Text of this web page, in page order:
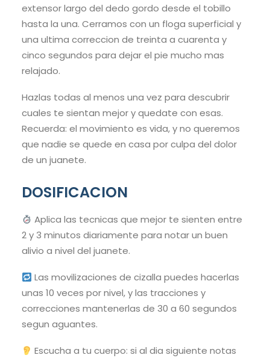
extensor largo del dedo gordo desde el tobillo
hasta la una. Cerramos con un floga superficial y
una ultima correccion de treinta a cuarenta y
cinco segundos para dejar el pie mucho mas
relajado.
Hazlas todas al menos una vez para descubrir
cuales te sientan mejor y quedate con esas.
Recuerda: el movimiento es vida, y no queremos
que nadie se quede en casa por culpa del dolor
de un juanete.
DOSIFICACION
Aplica las tecnicas que mejor te sienten entre
2 y 3 minutos diariamente para notar un buen
alivio a nivel del juanete.
Las movilizaciones de cizalla puedes hacerlas
unas 10 veces por nivel, y las tracciones y
correcciones mantenerlas de 30 a 60 segundos
segun aguantes.
Escucha a tu cuerpo: si al dia siguiente notas